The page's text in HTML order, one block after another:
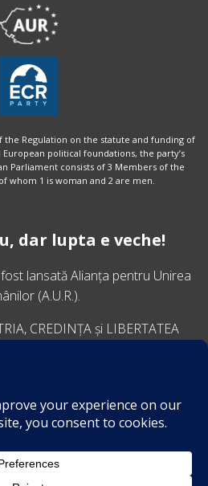
the Regulation on the statute and funding of
political foundations, the party’s
Parliament consists of 3 Members of the
whom 1 is woman and 2 are men.
dar lupta e veche!
lansatăAlianța pentru Unirea
(A.U.R.).
CREDINȚA și LIBERTATEA
DE NOI
Platforma AUR